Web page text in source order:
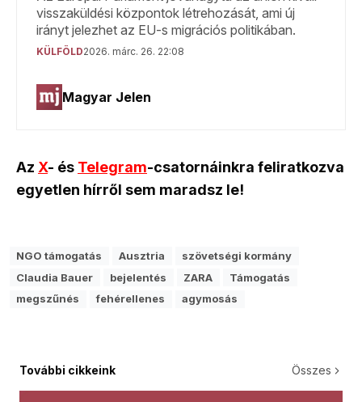
Az X- és Telegram-csatornáinkra feliratkozva
egyetlen hírről sem maradsz le!
NGO támogatás Ausztria
szövetségi kormány
Claudia Bauer
bejelentés ZARA
Támogatás
megszűnés
fehérellenes agymosás
További cikkeink Összes